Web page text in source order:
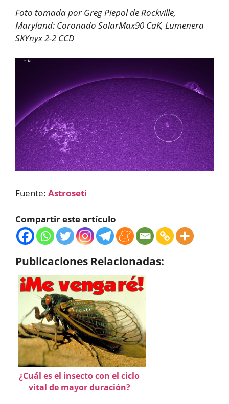
Foto tomada por Greg Piepol de Rockville,
Maryland: Coronado SolarMax90 CaK, Lumenera
SKYnyx 2-2 CCD
Fuente: Astroseti
Compartir este artículo
Publicaciones Relacionadas:
¿Cuál es el insecto con el ciclo
vital de mayor duración?